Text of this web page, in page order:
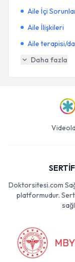
Aile İçi
Aile İlişkileri
Aile terapisi/
Daha fazla
Doktorsitesi.com
platformudur.